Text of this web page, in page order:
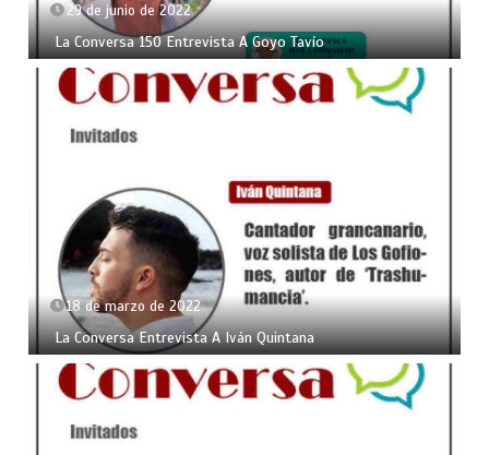
29 de junio de 2022
La Conversa 150 Entrevista A Goyo Tavío
18 de marzo de 2022
La Conversa Entrevista A Iván Quintana